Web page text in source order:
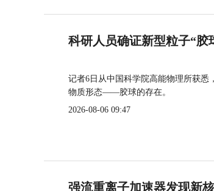
科研人员确证新型粒子“胶
记者6日从中国科学院高能物理所获
物质形态——胶球的存在。
2026-08-06 09:47
强流重离子加速器发现新